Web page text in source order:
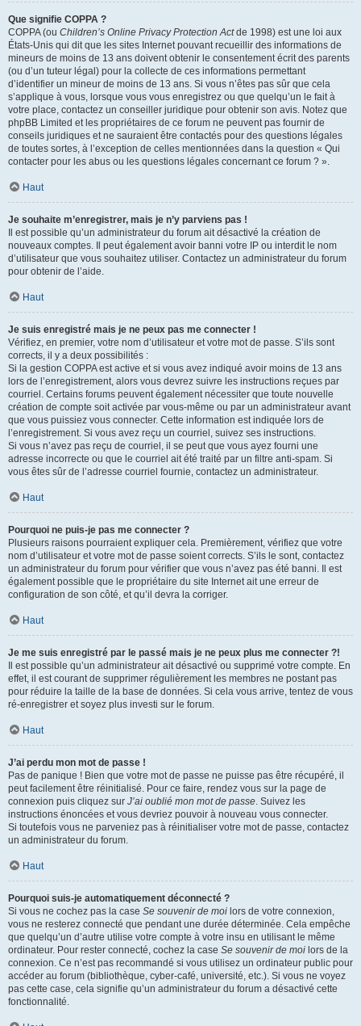
Que signifie COPPA ?
COPPA (ou Children’s Online Privacy Protection Actde 1998) est une loi aux
États-Unis qui dit que les sites Internet pouvant recueillir des informations de
mineurs de moins de 13 ans doivent obtenir le consentement écrit des parents
(ou d’un tuteur légal) pour la collecte de ces informations permettant
d’identifier un mineur de moins de 13 ans. Si vous n’êtes pas sûr que cela
s’applique à vous, lorsque vous vous enregistrez ou que quelqu’un le fait à
votre place, contactez un conseiller juridique pour obtenir son avis. Notez que
phpBB Limited et les propriétaires de ce forum ne peuvent pas fournir de
conseils juridiques et ne sauraient être contactés pour des questions légales
de toutes sortes, à l’exception de celles mentionnées dans la question « Qui
contacter pour les abus ou les questions légales concernant ce forum ? ».
Haut
Je souhaite m’enregistrer, mais je n’y parviens pas !
Il est possible qu’un administrateur du forum ait désactivé la création de
nouveaux comptes. Il peut également avoir banni votre IP ou interdit le nom
d’utilisateur que vous souhaitez utiliser. Contactez un administrateur du forum
pour obtenir de l’aide.
Haut
Je suis enregistré mais je ne peux pas me connecter !
Vérifiez, en premier, votre nom d’utilisateur et votre mot de passe. S’ils sont
corrects, il y a deux possibilités :
Si la gestion COPPA est active et si vous avez indiqué avoir moins de 13 ans
lors de l’enregistrement, alors vous devrez suivre les instructions reçues par
courriel. Certains forums peuvent également nécessiter que toute nouvelle
création de compte soit activée par vous-même ou par un administrateur avant
que vous puissiez vous connecter. Cette information est indiquée lors de
l’enregistrement. Si vous avez reçu un courriel, suivez ses instructions.
Si vous n’avez pas reçu de courriel, il se peut que vous ayez fourni une
adresse incorrecte ou que le courriel ait été traité par un filtre anti-spam. Si
vous êtes sûr de l’adresse courriel fournie, contactez un administrateur.
Haut
Pourquoi ne puis-je pas me connecter ?
Plusieurs raisons pourraient expliquer cela. Premièrement, vérifiez que votre
nom d’utilisateur et votre mot de passe soient corrects. S’ils le sont, contactez
un administrateur du forum pour vérifier que vous n’avez pas été banni. Il est
également possible que le propriétaire du site Internet ait une erreur de
configuration de son côté, et qu’il devra la corriger.
Haut
Je me suis enregistré par le passé mais je ne peux plus me connecter ?!
Il est possible qu’un administrateur ait désactivé ou supprimé votre compte. En
effet, il est courant de supprimer régulièrement les membres ne postant pas
pour réduire la taille de la base de données. Si cela vous arrive, tentez de vous
ré-enregistrer et soyez plus investi sur le forum.
Haut
J’ai perdu mon mot de passe !
Pas de panique ! Bien que votre mot de passe ne puisse pas être récupéré, il
peut facilement être réinitialisé. Pour ce faire, rendez vous sur la page de
connexion puis cliquez sur J’ai oublié mon mot de passe. Suivez les
instructions énoncées et vous devriez pouvoir à nouveau vous connecter.
Si toutefois vous ne parveniez pas à réinitialiser votre mot de passe, contactez
un administrateur du forum.
Haut
Pourquoi suis-je automatiquement déconnecté ?
Si vous ne cochez pas la case Se souvenir de moi lors de votre connexion,
vous ne resterez connecté que pendant une durée déterminée. Cela empêche
que quelqu’un d’autre utilise votre compte à votre insu en utilisant le même
ordinateur. Pour rester connecté, cochez la case Se souvenir de moi lors de la
connexion. Ce n’est pas recommandé si vous utilisez un ordinateur public pour
accéder au forum (bibliothèque, cyber-café, université, etc.). Si vous ne voyez
pas cette case, cela signifie qu’un administrateur du forum a désactivé cette
fonctionnalité.